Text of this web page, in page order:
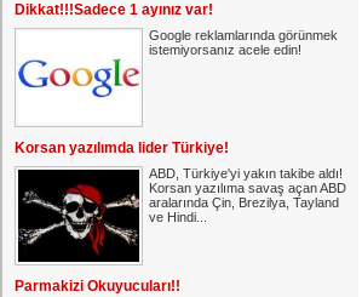
Dikkat!!!Sadece 1 ayınız var!
Google reklamlarında görünmek
istemiyorsanız acele edin!
Korsan yazılımda lider Türkiye!
ABD, Türkiye'yi yakın takibe aldı!
Korsan yazılıma savaş açan ABD
aralarında Çin, Brezilya, Tayland
ve Hindi...
Parmakizi Okuyucuları!!